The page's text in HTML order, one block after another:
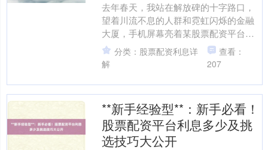
去年春天，我站在解放碑的十字路口，
望着川流不息的人群和霓虹闪烁的金融
大厦，手机屏幕亮着某股票配资平台的
开户页面。作为刚毕业两年的职场新
人，我揣着攒下的5万元存款....
分类：股票配资利息详
解
查看：
207
**新手经验型**：新手必看！
股票配资平台利息多少及挑
选技巧大公开